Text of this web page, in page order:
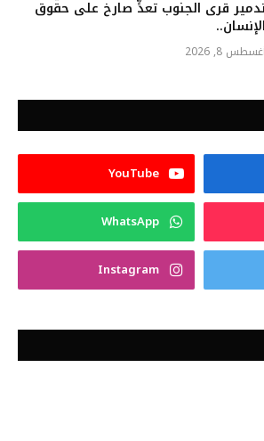
قرى الجنوب تعدٍّ صارخ على حقوق
الإنسان..
8, 2026
YouTube
WhatsApp
Instagram